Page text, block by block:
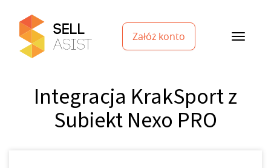
Załóż konto
Integracja KrakSport z
Subiekt Nexo PRO